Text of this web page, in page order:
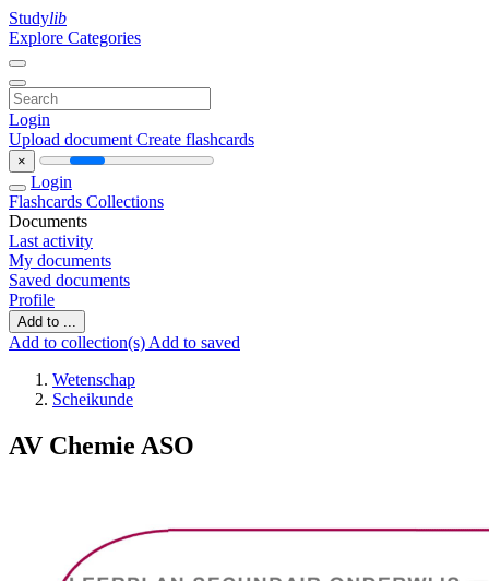
Studylib
Explore Categories
Login
Upload document Create flashcards
×
Login
Flashcards Collections
Documents
Last activity
My documents
Saved documents
Profile
Add to ...
Add to collection(s) Add to saved
Wetenschap
Scheikunde
AV Chemie ASO